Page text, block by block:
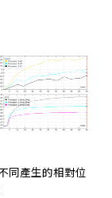
同產生的相對位